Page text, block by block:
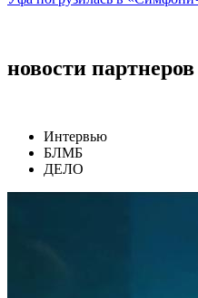
новости партнеров
Интервью
БЛМБ
ДЕЛО